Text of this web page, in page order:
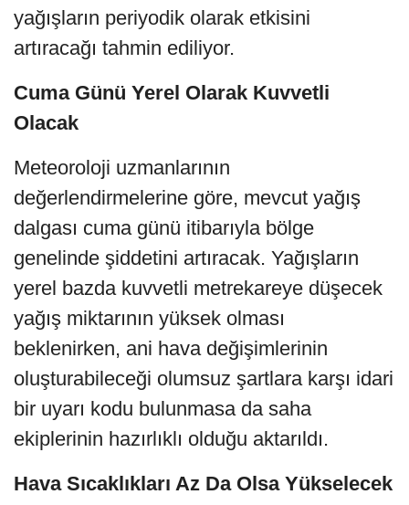
yağışların periyodik olarak etkisini
artıracağı tahmin ediliyor.
Cuma Günü Yerel Olarak Kuvvetli
Olacak
Meteoroloji uzmanlarının
değerlendirmelerine göre, mevcut yağış
dalgası cuma günü itibarıyla bölge
genelinde şiddetini artıracak. Yağışların
yerel bazda kuvvetli metrekareye düşecek
yağış miktarının yüksek olması
beklenirken, ani hava değişimlerinin
oluşturabileceği olumsuz şartlara karşı idari
bir uyarı kodu bulunmasa da saha
ekiplerinin hazırlıklı olduğu aktarıldı.
Hava Sıcaklıkları Az Da Olsa Yükselecek